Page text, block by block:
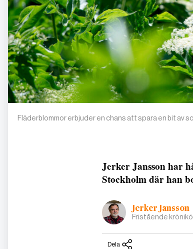
Fläderblommor erbjuder en chans att spara en bit av
Jerker Jansson har
Stockholm där han
Jerker Jansson
Fristående
Dela